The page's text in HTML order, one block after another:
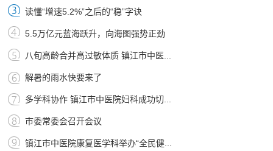
读懂“增速5.2%”之后的“稳”字诀
5.5万亿元蓝海跃升，向海图强势正劲
八旬高龄合并高过敏体质 镇江市中医...
解暑的雨水快要来了
多学科协作 镇江市中医院妇科成功切...
市委常委会召开会议
镇江市中医院康复医学科举办“全民健...